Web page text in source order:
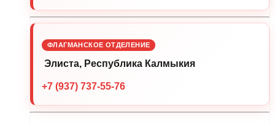
ФЛАГМАНСКОЕ ОТДЕЛЕНИЕ
Элиста, Республика Калмыкия
+7 (937) 737-55-76